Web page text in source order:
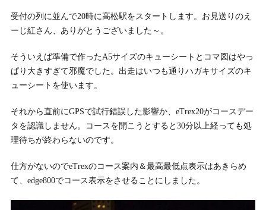
受付の列に並んで20時に高松駅をスタートします。お見送りのえ
ーじ紅さん、ありがとうございました～。
そういえば準備で作ったA5サイズのキューシートとコマ図はやっ
ぱり大きすぎて邪魔でした。出走はいつも通りハガキサイズのキ
ューシートを使います。
それから直前にGPSで試行錯誤した影響か、eTrex20がコースデー
タを認識しません。コースを開こうとすると30分以上経っても処
理待ちが終わらないのです。
仕方がないのでeTrexのコース案内＆最高最低点表示はあきらめ
て、edge800でコース表示をさせることにしました。